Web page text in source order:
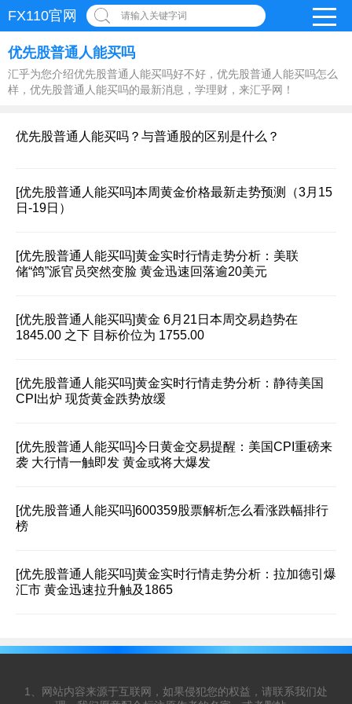
FX110官网 请输入关键字词
优先股普通人能买吗
汇乎为您介绍优先股普通人能买吗好不好，优先股普通人能买吗怎么
样，优先股普通人能买吗的最新消息，学理财，来汇乎网！
优先股普通人能买吗？与普通股的区别是什么？
[优先股普通人能买吗]本周黄金价格最新走势预测（3月15
日-19日）
[优先股普通人能买吗]黄金实时行情走势分析：美联
储“鸽”派官员突然变脸 黄金迅速回落逾20美元
[优先股普通人能买吗]黄金 6月21日本周交易趋势在
1845.00 之下 目标价位为 1755.00
[优先股普通人能买吗]黄金实时行情走势分析：静待美国
CPI出炉 现货黄金跌势放缓
[优先股普通人能买吗]今日黄金交易提醒：美国CPI重磅来
袭 大行情一触即发 黄金或将大爆发
[优先股普通人能买吗]600359股票解析怎么看涨跌幅排行
榜
[优先股普通人能买吗]黄金实时行情走势分析：拉加德引爆
汇市 黄金迅速拉升触及1865
1、网站内容来源于互联网，如果侵犯您的权益，请联系我们处